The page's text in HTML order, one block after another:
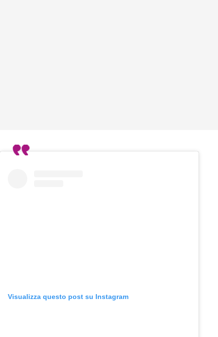
Visualizza questo post su Instagram